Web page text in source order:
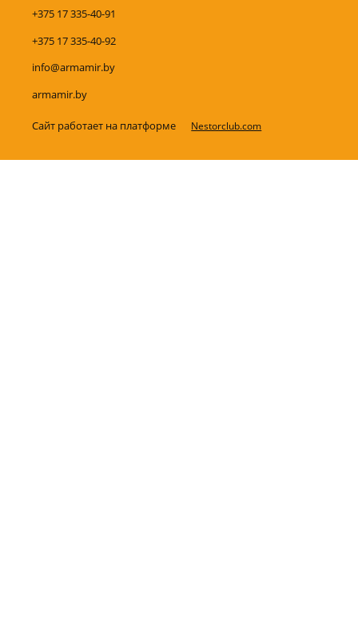
+375 17 335-40-91
+375 17 335-40-92
info@armamir.by
armamir.by
Сайт работает на платформе Nestorclub.com